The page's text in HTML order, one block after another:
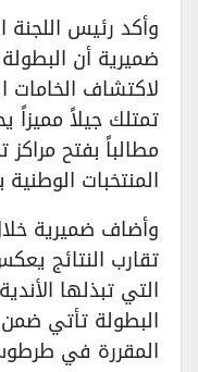
وأكد رئيس اللجنة
ضميرية أن
لاكتشاف الخامات
تمتلك جيلاً مميزاً
مطالباً بفتح
المنتخبات
وأضاف ضميرية
تقارب النتائج
التي تبذلها
البطولة تأتي ضمن
المقررة في